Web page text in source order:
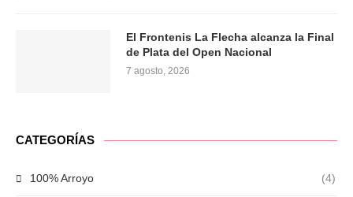
El Frontenis La Flecha alcanza la Final
de Plata del Open Nacional
7 agosto, 2026
CATEGORÍAS
100% Arroyo (4)